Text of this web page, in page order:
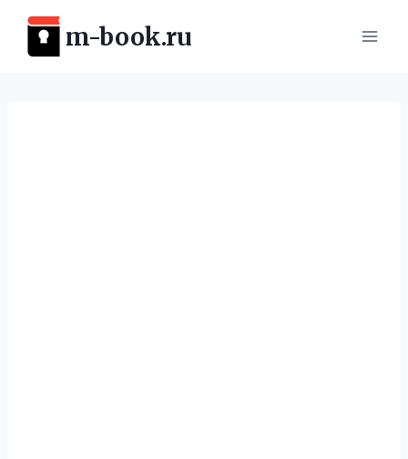
Перейти
содержимому
m-book.ru